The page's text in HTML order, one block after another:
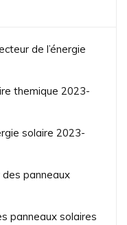
de l’énergie
themique 2023-
solaire 2023-
des panneaux
panneaux solaires